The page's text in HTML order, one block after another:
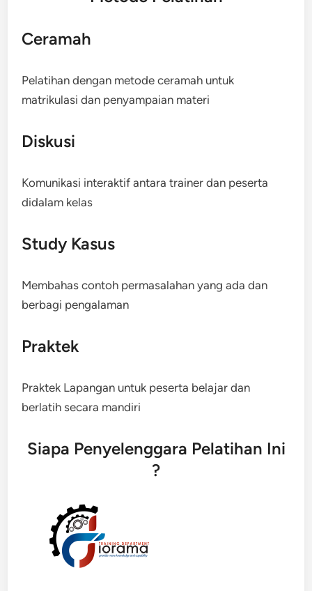
Ceramah
Pelatihan dengan metode ceramah untuk
matrikulasi dan penyampaian materi
Diskusi
Komunikasi interaktif antara trainer dan peserta
didalam kelas
Study Kasus
Membahas contoh permasalahan yang ada dan
berbagi pengalaman
Praktek
Praktek Lapangan untuk peserta belajar dan
berlatih secara mandiri
Siapa Penyelenggara Pelatihan Ini
?